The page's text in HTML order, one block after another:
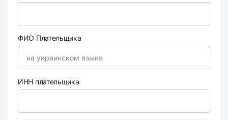
ФИО Плательщика
ИНН плательщика